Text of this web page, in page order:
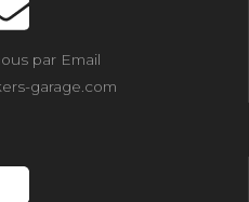
par Email
garage.com